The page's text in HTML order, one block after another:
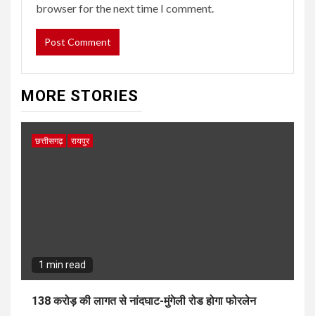
browser for the next time I comment.
MORE STORIES
छत्तीसगढ़ रायपुर
1 min read
138 करोड़ की लागत से नांदघाट-मुंगेली रोड होगा फोरलेन